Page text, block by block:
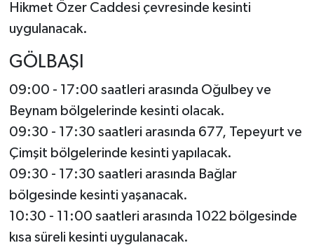
Hikmet Özer Caddesi çevresinde kesinti
uygulanacak.
GÖLBAŞI
09:00 - 17:00 saatleri arasında Oğulbey ve
Beynam bölgelerinde kesinti olacak.
09:30 - 17:30 saatleri arasında 677, Tepeyurt ve
Çimşit bölgelerinde kesinti yapılacak.
09:30 - 17:30 saatleri arasında Bağlar
bölgesinde kesinti yaşanacak.
10:30 - 11:00 saatleri arasında 1022 bölgesinde
kısa süreli kesinti uygulanacak.